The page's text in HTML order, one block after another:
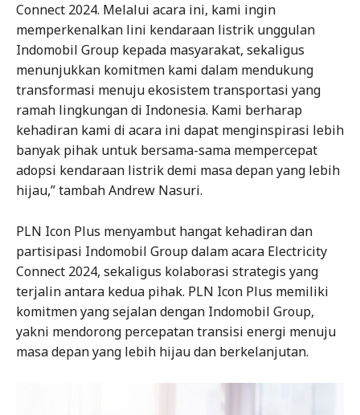
Connect 2024. Melalui acara ini, kami ingin
memperkenalkan lini kendaraan listrik unggulan
Indomobil Group kepada masyarakat, sekaligus
menunjukkan komitmen kami dalam mendukung
transformasi menuju ekosistem transportasi yang
ramah lingkungan di Indonesia. Kami berharap
kehadiran kami di acara ini dapat menginspirasi lebih
banyak pihak untuk bersama-sama mempercepat
adopsi kendaraan listrik demi masa depan yang lebih
hijau,” tambah Andrew Nasuri.
PLN Icon Plus menyambut hangat kehadiran dan
partisipasi Indomobil Group dalam acara Electricity
Connect 2024, sekaligus kolaborasi strategis yang
terjalin antara kedua pihak. PLN Icon Plus memiliki
komitmen yang sejalan dengan Indomobil Group,
yakni mendorong percepatan transisi energi menuju
masa depan yang lebih hijau dan berkelanjutan.